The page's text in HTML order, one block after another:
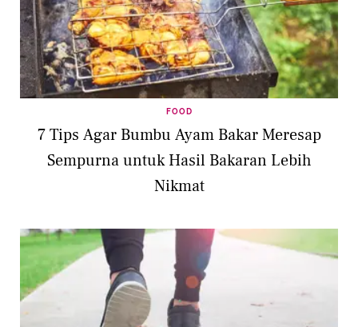
FOOD
7 Tips Agar Bumbu Ayam Bakar Meresap
Sempurna untuk Hasil Bakaran Lebih
Nikmat